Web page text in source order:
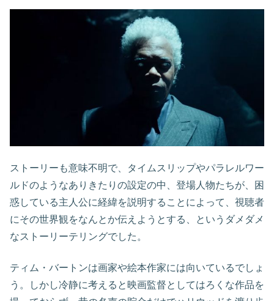
ストーリーも意味不明で、タイムスリップやパラレルワー
ルドのようなありきたりの設定の中、登場人物たちが、困
惑している主人公に経緯を説明することによって、視聴者
にその世界観をなんとか伝えようとする、というダメダメ
なストーリーテリングでした。
ティム・バートンは画家や絵本作家には向いているでしょ
う。しかし冷静に考えると映画監督としてはろくな作品を